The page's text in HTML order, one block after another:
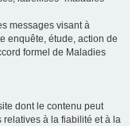
messages visant à
enquête, étude, action de
formel de Maladies
dont le contenu peut
relatives à la fiabilité et à la